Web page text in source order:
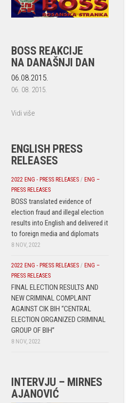
BOSS REAKCIJE
NA DANAŠNJI DAN
06.08.2015.
06. 08. 2015.
Vidi više
ENGLISH PRESS
RELEASES
2022 ENG - PRESS RELEASES / ENG –
PRESS RELEASES
BOSS translated evidence of
election fraud and illegal election
results into English and delivered it
to foreign media and diplomats
8 NOV, 2022
2022 ENG - PRESS RELEASES / ENG –
PRESS RELEASES
FINAL ELECTION RESULTS AND
NEW CRIMINAL COMPLAINT
AGAINST CIK BIH “CENTRAL
ELECTION ORGANIZED CRIMINAL
GROUP OF BIH”
8 NOV, 2022
INTERVJU – MIRNES
AJANOVIĆ